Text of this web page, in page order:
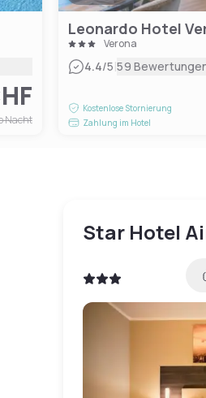
Nacht
Leonardo Hotel
Verona
4.4/5|59
Kostenlose Stornierung
Zahlung im Hotel
Star Hotel